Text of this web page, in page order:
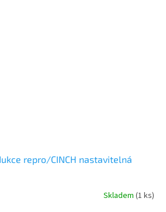
repro/CINCH nastavitelná
Skladem (1 ks)